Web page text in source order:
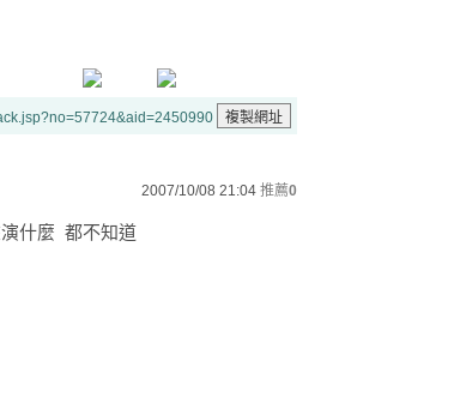
2007/10/08 21:04 推薦0
什麼 都不知道